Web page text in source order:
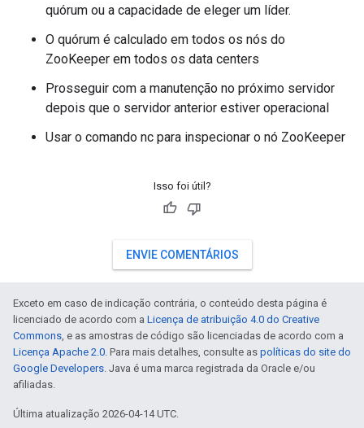
quórum ou a capacidade de eleger um líder.
O quórum é calculado em todos os nós do
ZooKeeper em todos os data centers
Prosseguir com a manutenção no próximo servidor
depois que o servidor anterior estiver operacional
Usar o comando nc para inspecionar o nó ZooKeeper
Isso foi útil?
ENVIE COMENTÁRIOS
Exceto em caso de indicação contrária, o conteúdo desta página é
licenciado de acordo com a Licença de atribuição 4.0 do Creative
Commons, e as amostras de código são licenciadas de acordo com a
Licença Apache 2.0. Para mais detalhes, consulte as políticas do site do
Google Developers. Java é uma marca registrada da Oracle e/ou
afiliadas.
Última atualização 2026-04-14 UTC.